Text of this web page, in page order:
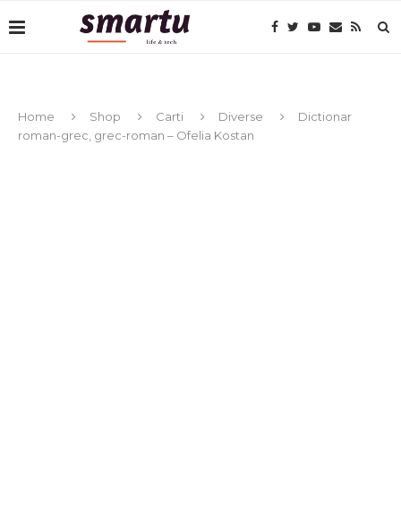
Home Shop Carti Diverse
Dictionar
roman-grec, grec-roman – Ofelia Kostan